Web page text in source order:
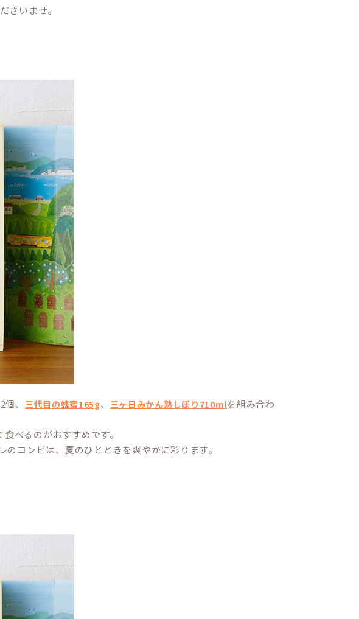
さいませ。
、 三代目の蜂蜜165g、 三ヶ日みかん熟しぼり710mlを組み合わ
べるのがおすすめです。
コンビは、夏のひとときを爽やかに彩ります。